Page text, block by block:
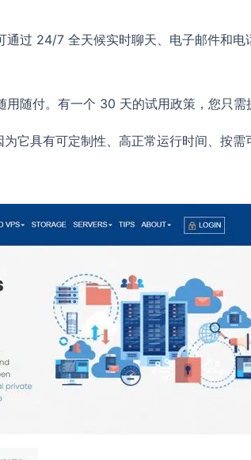
过 24/7 全天候实时聊天、电子邮件和电
随付。有一个 30 天的试用政策，您只需
它具有可定制性、高正常运行时间、按需